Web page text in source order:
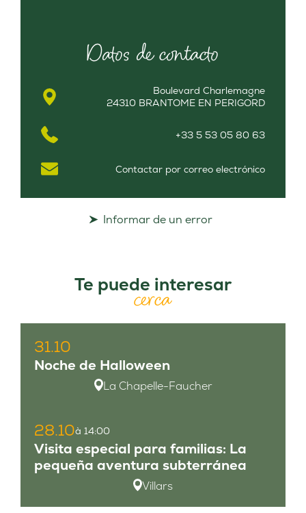
Datos de contacto
Boulevard Charlemagne
24310 BRANTOME EN PERIGORD
+33 5 53 05 80 63
Contactar por correo electrónico
Informar de un error
Te puede interesar
cerca
31.10
Noche de Halloween
La Chapelle-Faucher
28.10à 14:00
Visita especial para familias: La
pequeña aventura subterránea
Villars